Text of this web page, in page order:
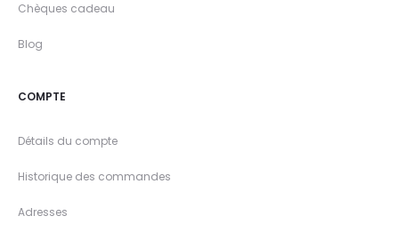
Chèques cadeau
Blog
COMPTE
Détails du compte
Historique des commandes
Adresses